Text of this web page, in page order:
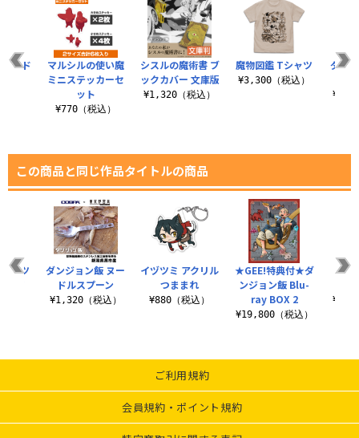
シスルの魔術書 ブ
ックカバー 文庫版
¥1,320（税込）
魔物図鑑 Tシャツ
¥3,300（税込）
ダン
ッド
マルシルの使い魔
ミニステッカーセ
ット
¥770（税込）
この商品と同じ作品タイトルの商品
イヅツミ アクリル
つままれ
¥880（税込）
★GEE!特典付★ダ
ンジョン飯 Blu-
ray BOX 2
¥19,800（税込）
ファ
化ツ
ダンジョン飯 ヌー
ドルスプーン
¥1,320（税込）
ご利用規約
会員規約・ポイント規約